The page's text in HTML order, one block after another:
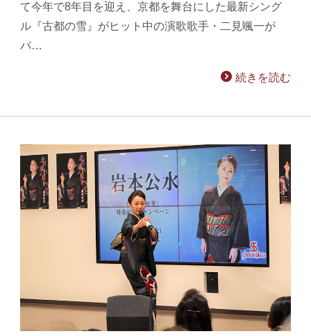
て今年で8年目を迎え、京都を舞台にした最新シング
ル『古都の雪』がヒット中の演歌歌手・二見颯一が
パ…
続きを読む